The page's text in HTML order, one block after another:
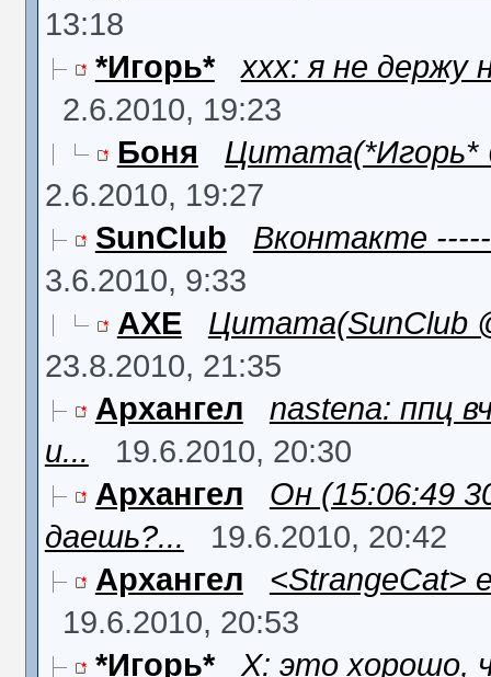
13:18
*Игорь*
xxx: я не держу
2.6.2010, 19:23
Боня
Цитата(*Игорь*
2.6.2010, 19:27
SunClub
Вконтакте
3.6.2010, 9:33
AXE
Цитата(SunClub
23.8.2010, 21:35
Архангел
nastena: ппц
и...
19.6.2010, 20:30
Архангел
Он (15:06:49
даешь?...
19.6.2010, 20:42
Архангел
<StrangeCat>
19.6.2010, 20:53
*Игорь*
X: это хорошо,